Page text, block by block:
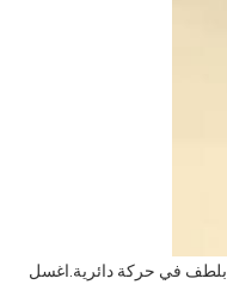
في حركة دائرية.اغسل